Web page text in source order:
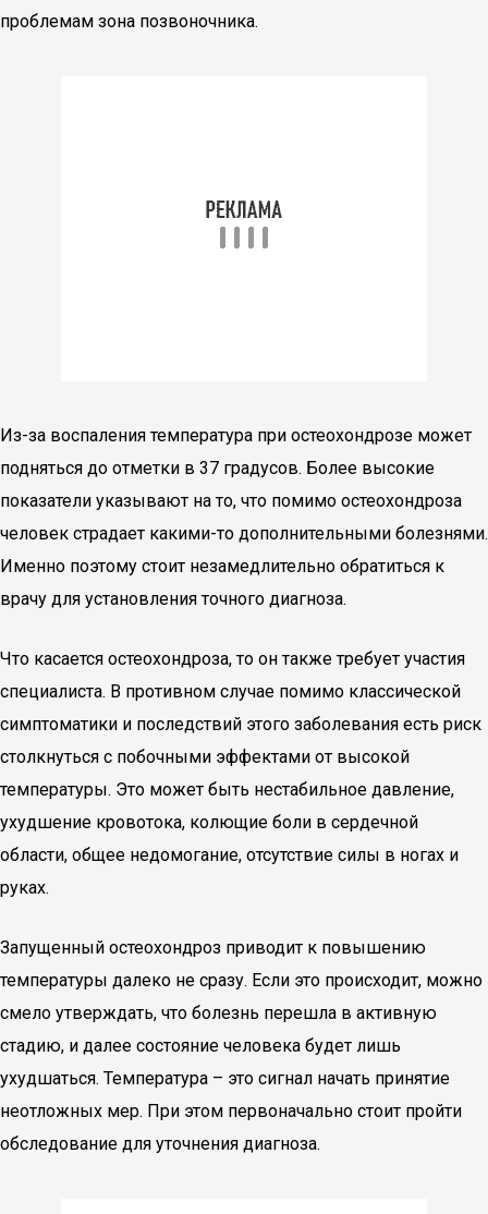
проблемам зона позвоночника.
Из-за воспаления температура при остеохондрозе может
подняться до отметки в 37 градусов. Более высокие
показатели указывают на то, что помимо остеохондроза
человек страдает какими-то дополнительными болезнями.
Именно поэтому стоит незамедлительно обратиться к
врачу для установления точного диагноза.
Что касается остеохондроза, то он также требует участия
специалиста. В противном случае помимо классической
симптоматики и последствий этого заболевания есть риск
столкнуться с побочными эффектами от высокой
температуры. Это может быть нестабильное давление,
ухудшение кровотока, колющие боли в сердечной
области, общее недомогание, отсутствие силы в ногах и
руках.
Запущенный остеохондроз приводит к повышению
температуры далеко не сразу. Если это происходит, можно
смело утверждать, что болезнь перешла в активную
стадию, и далее состояние человека будет лишь
ухудшаться. Температура – это сигнал начать принятие
неотложных мер. При этом первоначально стоит пройти
обследование для уточнения диагноза.